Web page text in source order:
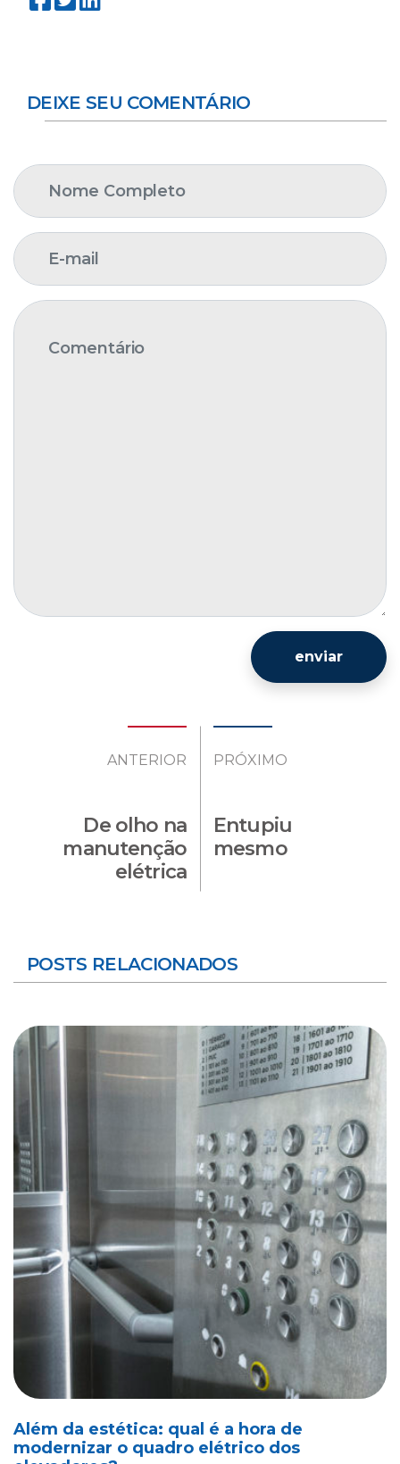
DEIXE SEU COMENTÁRIO
enviar
ANTERIOR
De olho na
manutenção
elétrica
PRÓXIMO
Entupiu
mesmo
POSTS RELACIONADOS
Além da estética: qual é a hora de
modernizar o quadro elétrico dos